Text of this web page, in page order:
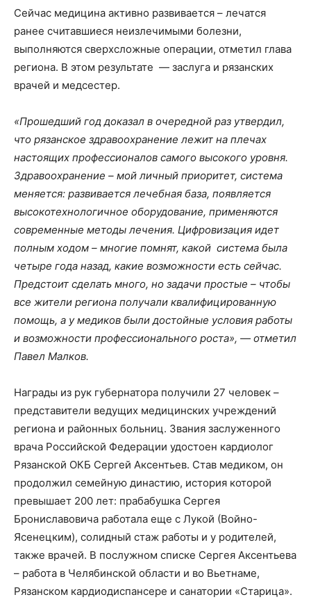
Сейчас медицина активно развивается – лечатся
ранее считавшиеся неизлечимыми болезни,
выполняются сверхсложные операции, отметил глава
региона. В этом результате — заслуга и рязанских
врачей и медсестер.
«Прошедший год доказал в очередной раз утвердил,
что рязанское здравоохранение лежит на плечах
настоящих профессионалов самого высокого уровня.
Здравоохранение – мой личный приоритет, система
меняется: развивается лечебная база, появляется
высокотехнологичное оборудование, применяются
современные методы лечения. Цифровизация идет
полным ходом – многие помнят, какой система была
четыре года назад, какие возможности есть сейчас.
Предстоит сделать много, но задачи простые – чтобы
все жители региона получали квалифицированную
помощь, а у медиков были достойные условия работы
и возможности профессионального роста», — отметил
Павел Малков.
Награды из рук губернатора получили 27 человек –
представители ведущих медицинских учреждений
региона и районных больниц. Звания заслуженного
врача Российской Федерации удостоен кардиолог
Рязанской ОКБ Сергей Аксентьев. Став медиком, он
продолжил семейную династию, история которой
превышает 200 лет: прабабушка Сергея
Брониславовича работала еще с Лукой (Войно-
Ясенецким), солидный стаж работы и у родителей,
также врачей. В послужном списке Сергея Аксентьева
– работа в Челябинской области и во Вьетнаме,
Рязанском кардиодиспансере и санатории «Старица».